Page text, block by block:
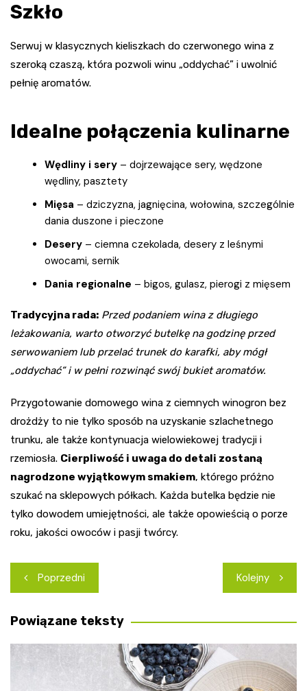
Szkło
Serwuj w klasycznych kieliszkach do czerwonego wina z
szeroką czaszą, która pozwoli winu „oddychać” i uwolnić
pełnię aromatów.
Idealne połączenia kulinarne
Wędliny i sery – dojrzewające sery, wędzone
wędliny, pasztety
Mięsa – dziczyzna, jagnięcina, wołowina, szczególnie
dania duszone i pieczone
Desery – ciemna czekolada, desery z leśnymi
owocami, sernik
Dania regionalne – bigos, gulasz, pierogi z mięsem
Tradycyjna rada: Przed podaniem wina z długiego
leżakowania, warto otworzyć butelkę na godzinę przed
serwowaniem lub przelać trunek do karafki, aby mógł
„oddychać” i w pełni rozwinąć swój bukiet aromatów.
Przygotowanie domowego wina z ciemnych winogron bez
drożdży to nie tylko sposób na uzyskanie szlachetnego
trunku, ale także kontynuacja wielowiekowej tradycji i
rzemiosła. Cierpliwość i uwaga do detali zostaną
nagrodzone wyjątkowym smakiem, którego próżno
szukać na sklepowych półkach. Każda butelka będzie nie
tylko dowodem umiejętności, ale także opowieścią o porze
roku, jakości owoców i pasji twórcy.
Nawigacja
wpisu
Poprzedni Kolejny
Powiązane teksty